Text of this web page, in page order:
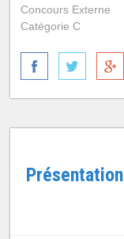
Concours Externe
Catégorie C
Présentation